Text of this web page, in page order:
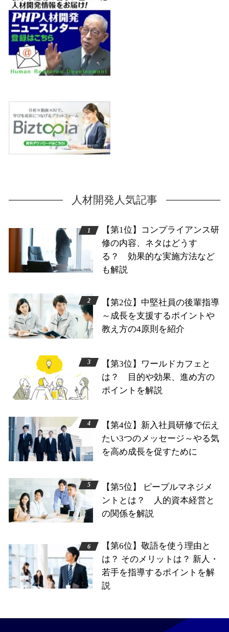
人材開発人気記事
【第1位】コンプライアンス研
修の内容、ネタはどうす
る？ 効果的な実施方法など
も解説
【第2位】中堅社員の後輩指導
～成長を支援するポイントや
教え方の4原則を紹介
【第3位】ワールドカフェと
は？ 目的や効果、進め方の
ポイントを解説
【第4位】新入社員研修で伝え
たい3つのメッセージ～やる気
を高め成長を促すために
【第5位】 ピープルマネジメ
ントとは？ 人的資本経営と
の関係を解説
【第6位】敬語を使う理由と
は？ そのメリットは？ 新人・
若手を指導するポイントを解
説